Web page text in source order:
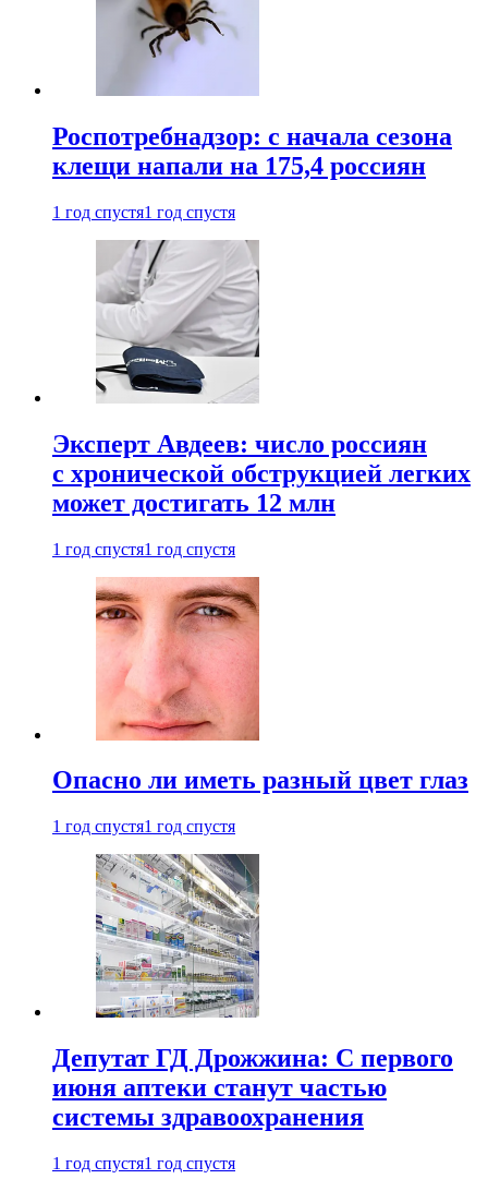
Роспотребнадзор: с начала сезона
клещи напали на 175,4 россиян
1 год спустя1 год спустя
Эксперт Авдеев: число россиян
с хронической обструкцией легких
может достигать 12 млн
1 год спустя1 год спустя
Опасно ли иметь разный цвет глаз
1 год спустя1 год спустя
Депутат ГД Дрожжина: С первого
июня аптеки станут частью
системы здравоохранения
1 год спустя1 год спустя